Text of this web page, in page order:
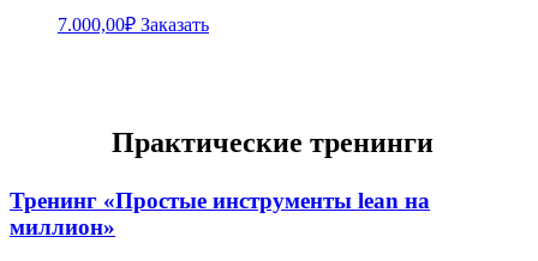
7.000,00₽ Заказать
Практические тренинги
Тренинг «Простые инструменты lean на
миллион»